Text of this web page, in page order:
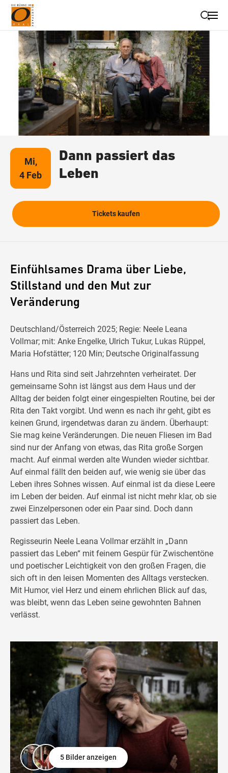
Suche schließen
Wegbeschreibung erhalten
Mi,
4 Feb
Dann passiert das
Leben
Tickets kaufen
Einfühlsames Drama über Liebe,
Stillstand und den Mut zur
Veränderung
Deutschland/Österreich 2025; Regie: Neele Leana
Vollmar; mit: Anke Engelke, Ulrich Tukur, Lukas Rüppel,
Maria Hofstätter; 120 Min; Deutsche Originalfassung
Hans und Rita sind seit Jahrzehnten verheiratet. Der
gemeinsame Sohn ist längst aus dem Haus und der
Alltag der beiden folgt einer eingespielten Routine, bei der
Rita den Takt vorgibt. Und wenn es nach ihr geht, gibt es
keinen Grund, irgendetwas daran zu ändern. Überhaupt:
Sie mag keine Veränderungen. Die neuen Fliesen im Bad
sind nur der Anfang von etwas, das Rita große Sorgen
macht. Auf einmal werden alte Wunden wieder sichtbar.
Auf einmal fällt den beiden auf, wie wenig sie über das
Leben ihres Sohnes wissen. Auf einmal ist da diese Leere
im Leben der beiden. Auf einmal ist nicht mehr klar, ob sie
zwei Einzelpersonen oder ein Paar sind. Doch dann
passiert das Leben.
Regisseurin Neele Leana Vollmar erzählt in „Dann
passiert das Leben“ mit feinem Gespür für Zwischentöne
und poetischer Leichtigkeit von den großen Fragen, die
sich oft in den leisen Momenten des Alltags verstecken.
Mit Humor, viel Herz und einem ehrlichen Blick auf das,
was bleibt, wenn das Leben seine gewohnten Bahnen
verlässt.
5 Bilder anzeigen